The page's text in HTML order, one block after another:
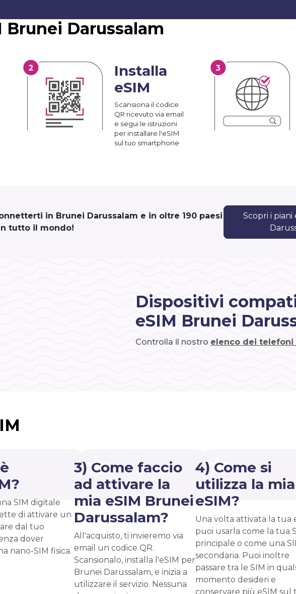
Darussalam
Installa
eSIM
Scansiona il codice
QR ricevuto via email
e segui le istruzioni
per installare l'eSIM
sul tuo smartphone
in Brunei Darussalam e in oltre 190 paesi
tutto il mondo!
Scopri i piani
Dispositivi
eSIM Brunei
Controlla il nostro elenco dei telefoni
SIM digitale
di attivare un
dal tuo
dover
nano-SIM fisica.
3) Come faccio
ad attivare la
mia eSIM Brunei
Darussalam?
All'acquisto, ti invieremo via
email un codice QR.
Scansionalo, installa l'eSIM per
Brunei Darussalam, e inizia a
utilizzare il servizio. Nessuna
4) Come si
utilizza la mia
eSIM?
Una volta attivata la tua
puoi usarla come la tua
principale o come una
secondaria. Puoi inoltre
passare tra le SIM in
momento desideri e
conservare più eSIM sul